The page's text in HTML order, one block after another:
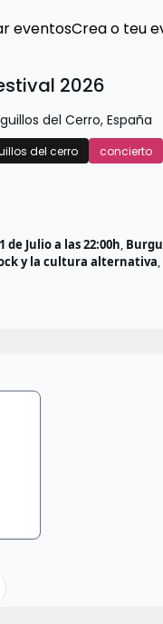
eventosCrea o teu
2026
del Cerro, España
del cerro concierto
de Julio a las 22:00h,
y la cultura alternativa